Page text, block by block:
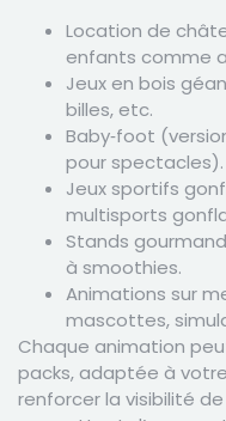
Location de
enfants comme
Jeux en bois
billes, etc.
Baby‑foot
pour spectacles).
Jeux sportifs
multisports
Stands
à smoothies.
Animations sur
mascottes,
Chaque animation
packs, adaptée à
renforcer la visibilité